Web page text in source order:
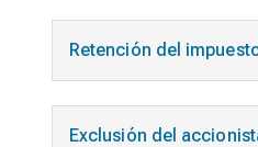
Retención del
Exclusión del